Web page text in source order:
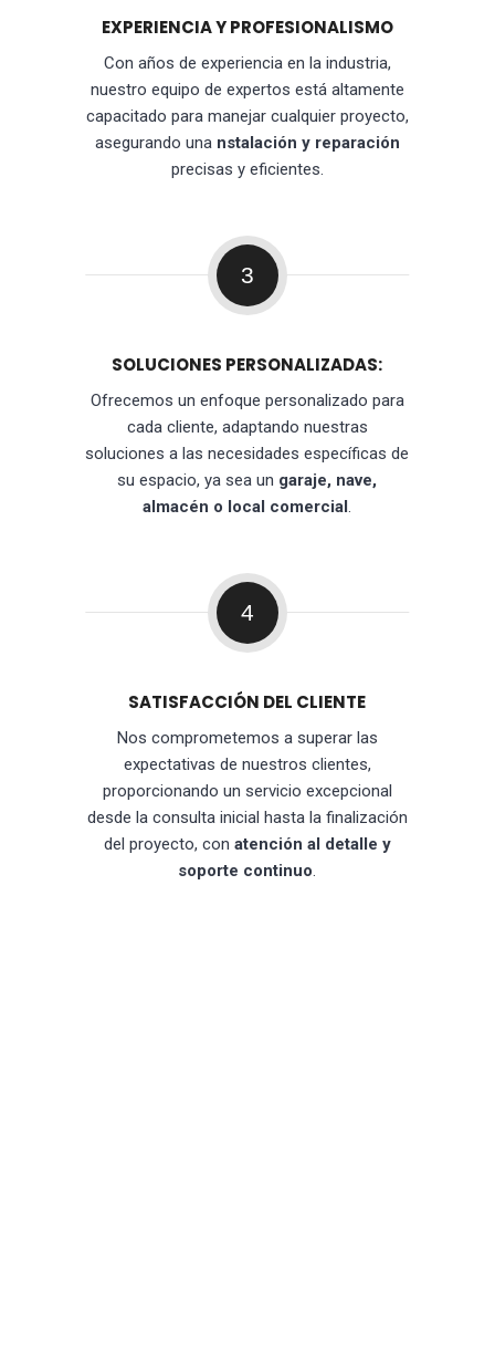
EXPERIENCIA Y PROFESIONALISMO
Con años de experiencia en la industria,
nuestro equipo de expertos está altamente
capacitado para manejar cualquier proyecto,
asegurando una nstalación y reparación
precisas y eficientes.
3
SOLUCIONES PERSONALIZADAS:
Ofrecemos un enfoque personalizado para
cada cliente, adaptando nuestras
soluciones a las necesidades específicas de
su espacio, ya sea un garaje, nave,
almacén o local comercial.
4
SATISFACCIÓN DEL CLIENTE
Nos comprometemos a superar las
expectativas de nuestros clientes,
proporcionando un servicio excepcional
desde la consulta inicial hasta la finalización
del proyecto, con atención al detalle y
soporte continuo.